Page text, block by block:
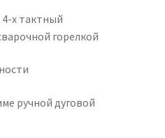
х тактный
горелкой
ручной дуговой